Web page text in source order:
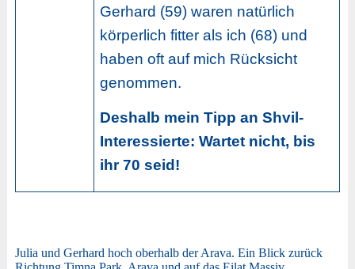
Gerhard (59) waren natürlich
körperlich fitter als ich (68) und
haben oft auf mich Rücksicht
genommen.
Deshalb mein Tipp an Shvil-
Interessierte: Wartet nicht, bis
ihr 70 seid!
Julia und Gerhard hoch oberhalb der Arava. Ein Blick zurück